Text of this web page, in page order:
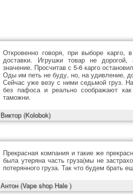
Откровенно говоря, при выборе карго,
доставки. Игрушки товар не
значение. Просчитав с 5-6 карго
Оды им петь не буду, но, на удивление,
Сейчас уже везу с ними седьмой груз.
без пафоса и реально соображают
таможни.
Виктор (Kolobok)
Прекрасная компания и такие же
была утеряна часть груза(мы не
потерянного груза. Так что будем брать
Антон (Vape shop Hale )